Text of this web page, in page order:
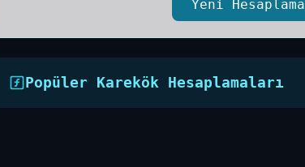
Yeni Hesaplama
Popüler Karekök Hesaplamaları